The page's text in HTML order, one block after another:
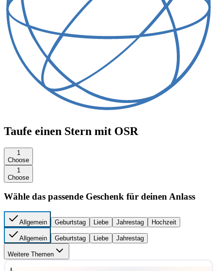
Taufe einen Stern mit OSR
1
Choose
1
Choose
Wähle das passende Geschenk für deinen Anlass
Allgemein Geburtstag Liebe Jahrestag Hochzeit
Allgemein Geburtstag Liebe Jahrestag
Weitere Themen